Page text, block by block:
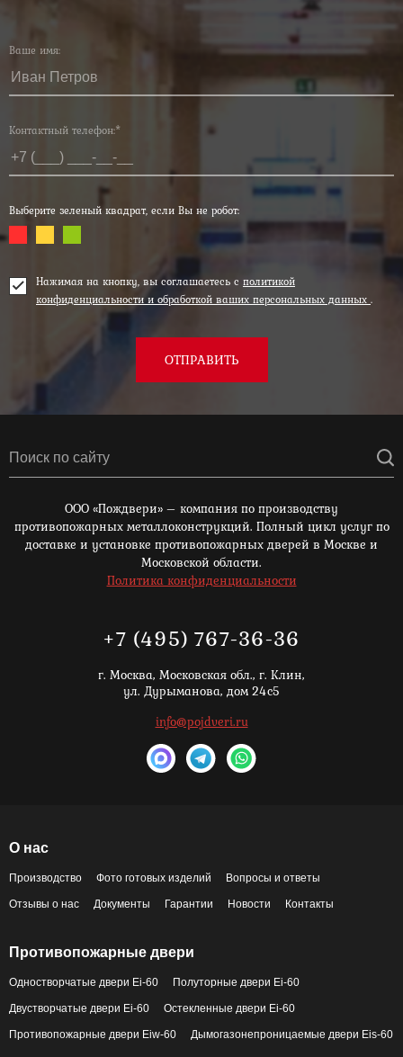
Ваше имя:
Контактный телефон:*
Выберите зеленый квадрат, если Вы не робот:
Нажимая на кнопку, вы соглашаетесь с политикой
конфиденциальности и обработкой ваших персональных данных .
ОТПРАВИТЬ
ООО «Пождвери» – компания по производству
противопожарных металлоконструкций. Полный цикл услуг по
доставке и установке противопожарных дверей в Москве и
Московской области.
Политика конфиденциальности
+7 (495) 767-36-36
г. Москва, Московская обл., г. Клин,
ул. Дурыманова, дом 24с5
info@pojdveri.ru
О нас
Производство Фото готовых изделий Вопросы и ответы
Отзывы о нас Документы Гарантии Новости Контакты
Противопожарные двери
Одностворчатые двери Ei-60 Полуторные двери Ei-60
Двустворчатые двери Ei-60 Остекленные двери Ei-60
Противопожарные двери Eiw-60 Дымогазонепроницаемые двери Eis-60